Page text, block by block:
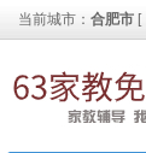
当前城市： 合肥市 [